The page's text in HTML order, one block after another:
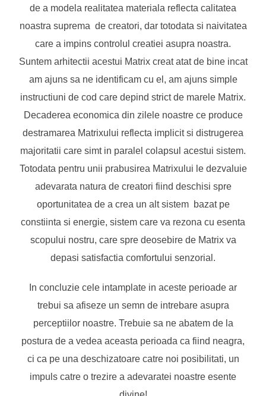
de a modela realitatea materiala reflecta calitatea
noastra suprema de creatori, dar totodata si naivitatea
care a impins controlul creatiei asupra noastra.
Suntem arhitectii acestui Matrix creat atat de bine incat
am ajuns sa ne identificam cu el, am ajuns simple
instructiuni de cod care depind strict de marele Matrix.
Decaderea economica din zilele noastre ce produce
destramarea Matrixului reflecta implicit si distrugerea
majoritatii care simt in paralel colapsul acestui sistem.
Totodata pentru unii prabusirea Matrixului le dezvaluie
adevarata natura de creatori fiind deschisi spre
oportunitatea de a crea un alt sistem bazat pe
constiinta si energie, sistem care va rezona cu esenta
scopului nostru, care spre deosebire de Matrix va
depasi satisfactia comfortului senzorial.
In concluzie cele intamplate in aceste perioade ar
trebui sa afiseze un semn de intrebare asupra
perceptiilor noastre. Trebuie sa ne abatem de la
postura de a vedea aceasta perioada ca fiind neagra,
ci ca pe una deschizatoare catre noi posibilitati, un
impuls catre o trezire a adevaratei noastre esente